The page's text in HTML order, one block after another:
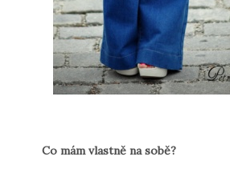
Co mám vlastně na sobě?